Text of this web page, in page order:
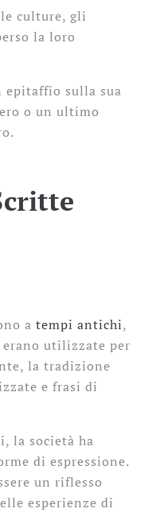
culture, gli
la loro
epitaffio sulla sua
o un ultimo
a tempi antichi,
utilizzate per
la tradizione
e frasi di
la società ha
di espressione.
un riflesso
esperienze di